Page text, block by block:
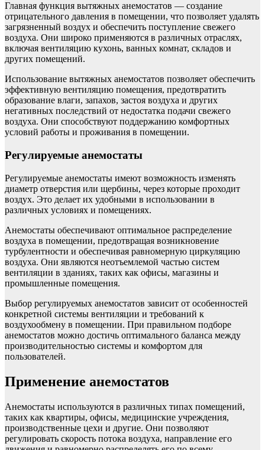
Главная функция вытяжных анемостатов — создание
отрицательного давления в помещении, что позволяет удалять
загрязненный воздух и обеспечить поступление свежего
воздуха. Они широко применяются в различных отраслях,
включая вентиляцию кухонь, ванных комнат, складов и
других помещений.
Использование вытяжных анемостатов позволяет обеспечить
эффективную вентиляцию помещения, предотвратить
образование влаги, запахов, застоя воздуха и других
негативных последствий от недостатка подачи свежего
воздуха. Они способствуют поддержанию комфортных
условий работы и проживания в помещении.
Регулируемые анемостаты
Регулируемые анемостаты имеют возможность изменять
диаметр отверстия или щербины, через которые проходит
воздух. Это делает их удобными в использовании в
различных условиях и помещениях.
Анемостаты обеспечивают оптимальное распределение
воздуха в помещении, предотвращая возникновение
турбулентности и обеспечивая равномерную циркуляцию
воздуха. Они являются неотъемлемой частью систем
вентиляции в зданиях, таких как офисы, магазины и
промышленные помещения.
Выбор регулируемых анемостатов зависит от особенностей
конкретной системы вентиляции и требований к
воздухообмену в помещении. При правильном подборе
анемостатов можно достичь оптимального баланса между
производительностью системы и комфортом для
пользователей.
Применение анемостатов
Анемостаты используются в различных типах помещений,
таких как квартиры, офисы, медицинские учреждения,
производственные цехи и другие. Они позволяют
регулировать скорость потока воздуха, направление его